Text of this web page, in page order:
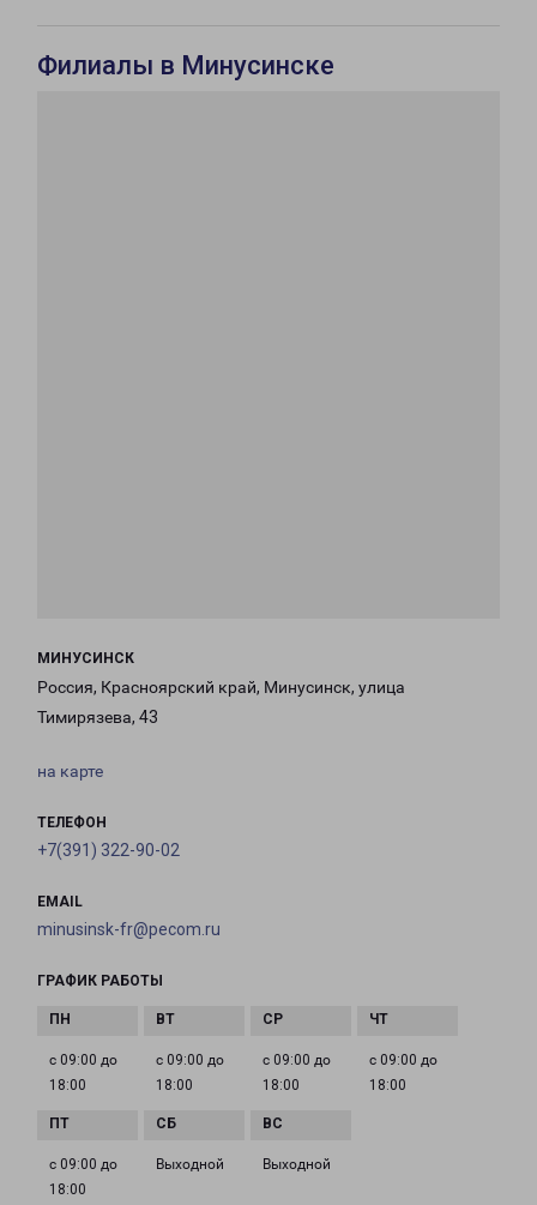
Филиалы в Минусинске
МИНУСИНСК
Россия, Красноярский край, Минусинск, улица
Тимирязева, 43
на карте
ТЕЛЕФОН
+7(391) 322-90-02
EMAIL
minusinsk-fr@pecom.ru
ГРАФИК РАБОТЫ
с 09:00 до
18:00
с 09:00 до
18:00
с 09:00 до
18:00
с 09:00 до
18:00
с 09:00 до
18:00
Выходной Выходной